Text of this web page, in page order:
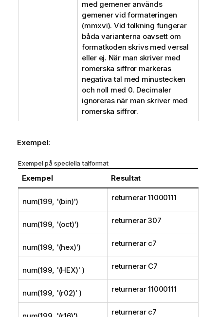
med gemener används
gemener vid formateringen
(mmxvi). Vid tolkning fungerar
båda varianterna oavsett om
formatkoden skrivs med versal
eller ej. När man skriver med
romerska siffror markeras
negativa tal med minustecken
och noll med 0. Decimaler
ignoreras när man skriver med
romerska siffror.
Exempel:
Exempel på speciella talformat
Exempel Resultat
num(199, '(bin)') returnerar11000111
num(199, '(oct)') returnerar307
num(199, '(hex)') returnerar c7
num(199, '(HEX)' ) returnerar C7
num(199, '(r02)' ) returnerar11000111
returnerar c7